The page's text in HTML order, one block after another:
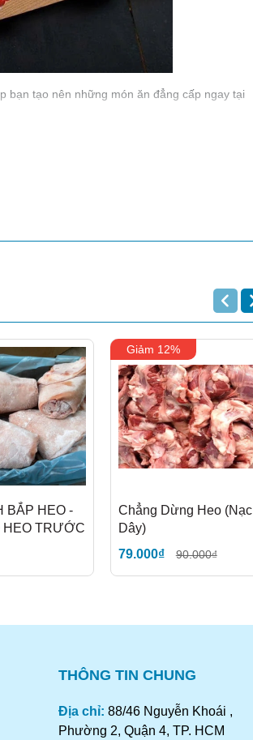
bạn tạo nên những món ăn đẳng cấp ngay tại
BẮP HEO -
HEO TRƯỚC
Giảm 12%
Chẳng Dừng Heo (Nạc
Dây)
79.000₫
90.000₫
THÔNG TIN CHUNG
Địa chỉ: 88/46 Nguyễn Khoái ,
Phường 2, Quận 4, TP. HCM